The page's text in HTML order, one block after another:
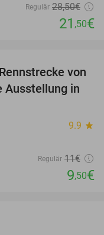
Regulär 28,50€
21 ,50€
14%
von
Ausstellung in
9.9 star
Regulär 11€
9,50€